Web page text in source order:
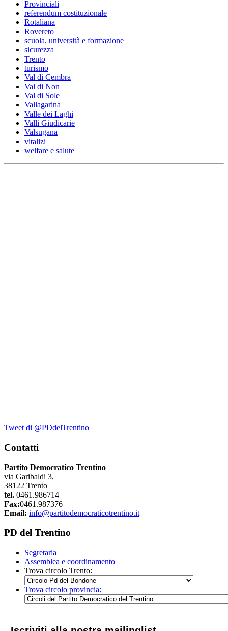
Provinciali
referendum costituzionale
Rotaliana
Rovereto
scuola, università e formazione
sicurezza
Trento
turismo
Val di Cembra
Val di Non
Val di Sole
Vallagarina
Valle dei Laghi
Valli Giudicarie
Valsugana
vitalizi
welfare e salute
Tweet di @PDdelTrentino
Contatti
Partito Democratico Trentino
via Garibaldi 3,
38122 Trento
tel. 0461.986714
Fax:0461.987376
Email: info@partitodemocraticotrentino.it
PD del Trentino
Segretaria
Assemblea e coordinamento
Trova circolo Trento:
Trova circolo provincia: